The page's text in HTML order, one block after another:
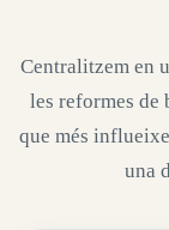
Centralitzem en
les reformes de
que més
una